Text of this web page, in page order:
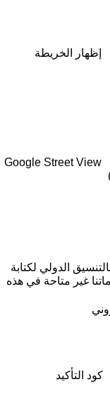
إظهار الخريطة
Google Street View
الدولي لكتابة
غير متاحة في هذه
كود التأكيد